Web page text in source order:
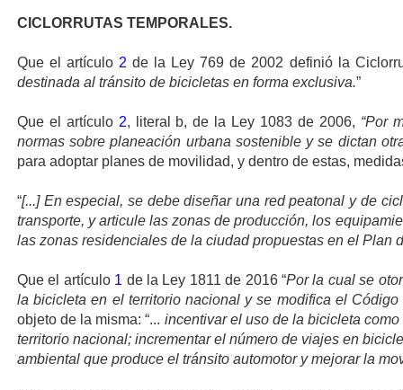
CICLORRUTAS TEMPORALES.
Que el artículo 2 de la Ley 769 de 2002 definió la
destinada al tránsito de bicicletas en forma exclusiva.”
Que el artículo 2, literal b, de la Ley 1083 de 2006, “Por
normas sobre planeación urbana sostenible y se dictan
para adoptar planes de movilidad, y dentro de estas,
“[...] En especial, se debe diseñar una red peatonal y de
transporte, y articule las zonas de producción, los
las zonas residenciales de la ciudad propuestas en el Plan
Que el artículo 1 de la Ley 1811 de 2016 “Por la cual se
la bicicleta en el territorio nacional y se modifica el Código
objeto de la misma: “... incentivar el uso de la bicicleta
territorio nacional; incrementar el número de viajes en
ambiental que produce el tránsito automotor y mejorar la